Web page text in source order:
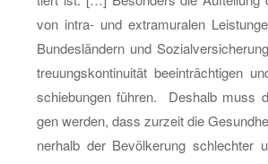
von in­tra- und ex­tra­mu­ra­len
Bun­des­län­dern und
treu­ungs­kon­ti­nui­tät be­ein­träch­ti­gen
schie­bun­gen füh­ren. Des­halb muss
gen wer­den, dass zur­zeit die
ner­halb der Be­völ­ke­rung schlech­ter